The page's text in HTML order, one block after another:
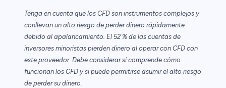
Tenga en cuenta que los CFD son instrumentos complejos y
conllevan un alto riesgo de perder dinero rápidamente
debido al apalancamiento. El 52 % de las cuentas de
inversores minoristas pierden dinero al operar con CFD con
este proveedor. Debe considerar si comprende cómo
funcionan los CFD y si puede permitirse asumir el alto riesgo
de perder su dinero.